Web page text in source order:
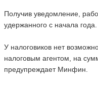
Получив уведомление,
удержанного с начала года.
У налоговиков нет
налоговым агентом, на
предупреждает Минфин.